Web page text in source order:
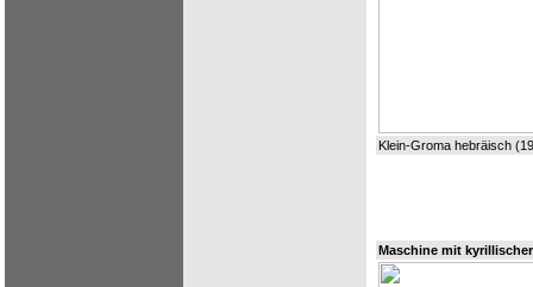
Klein-Groma hebräisch
Maschine mit